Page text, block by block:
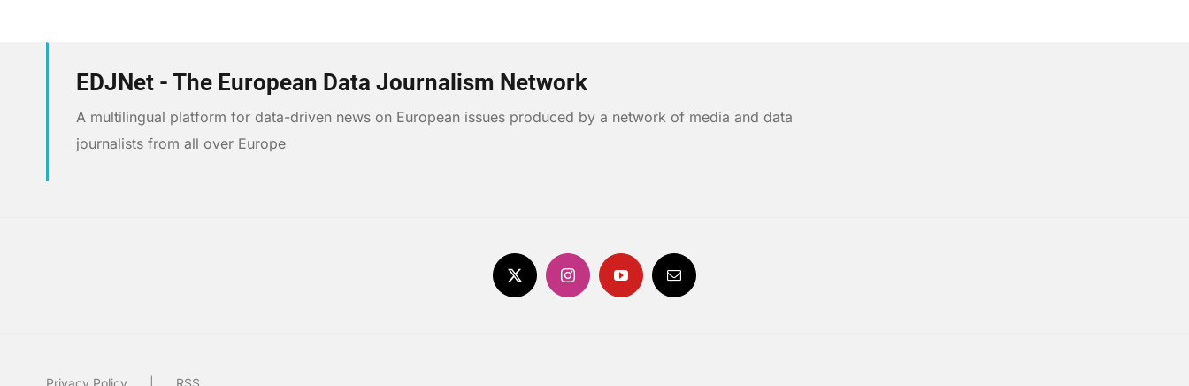
EDJNet - The European Data Journalism Network
A multilingual platform for data-driven news on European issues produced by a network of media and data
journalists from all over Europe